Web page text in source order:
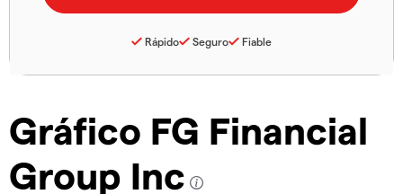
Gráfico FG Financial
Group Inc
Rápido Seguro Fiable